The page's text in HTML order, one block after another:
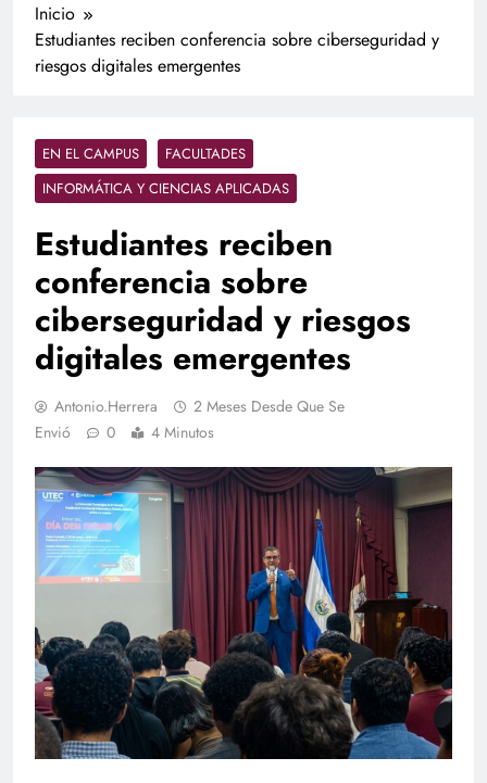
Inicio
Estudiantes reciben conferencia sobre ciberseguridad y
riesgos digitales emergentes
EN EL CAMPUS
FACULTADES
INFORMÁTICA Y CIENCIAS APLICADAS
Estudiantes reciben
conferencia sobre
ciberseguridad y riesgos
digitales emergentes
Antonio.herrera
2 Meses Desde Que Se
Envió
0 4 Minutos